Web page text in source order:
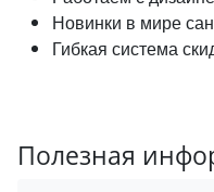
Новинки в мире
Гибкая система
Полезная